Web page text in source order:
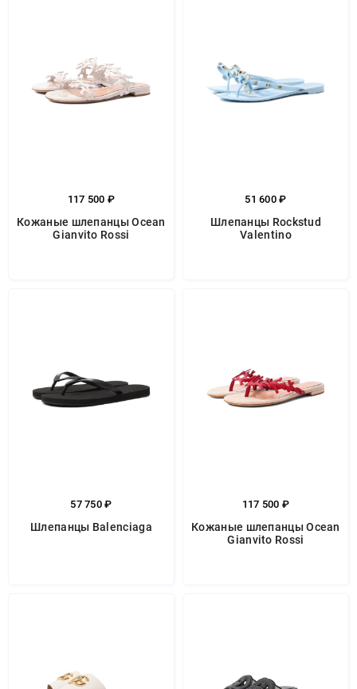
117 500 ₽
Кожаные шлепанцы Ocean
Gianvito Rossi
51 600 ₽
Шлепанцы Rockstud
Valentino
57 750 ₽
Шлепанцы Balenciaga
117 500 ₽
Кожаные шлепанцы Ocean
Gianvito Rossi